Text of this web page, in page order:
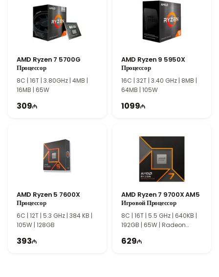
Высокая производительность сохраняется даже при
интенсивных нагрузках.
Преимущества AMD Ryzen 7 7800X3D
Благодаря теплопакету 120 Вт AMD Ryzen 7 7800X3D станет
профессиональных рабочих станций. Процессор сочетает
высокую производительность, надежность и поддержку
современных технологий, обеспечивая стабильную работу в
AMD Ryzen 7 5700G
Процессор
8C | 16T | 3.80GHz | 4MB |
16MB | 65W
309
AMD Ryzen 9 5950X
Процессор
16C | 32T | 3.40 GHz | 8MB |
64MB | 105W
1099
AMD Ryzen 5 7600X
Процессор
6C | 12T | 5.3 GHz | 384 KB |
105W | 128GB
393
AMD Ryzen 7 9700X AM5
Игровой Процессор
8C | 16T | 5.5 GHz | 640KB |
192GB | 65W | Radeon
629